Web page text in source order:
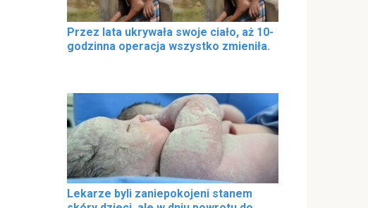
Przez lata ukrywała swoje ciało, aż 10-
godzinna operacja wszystko zmieniła.
Lekarze byli zaniepokojeni stanem